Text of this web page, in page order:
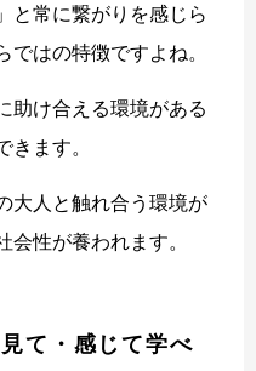
と常に繋がりを感じら
はの特徴ですよね。
助け合える環境がある
きます。
大人と触れ合う環境が
会性が養われます。
て・感じて学べ